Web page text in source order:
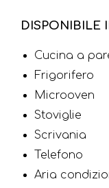
DISPONIBILE
Cucina a
Frigorifero
Microoven
Stoviglie
Scrivania
Telefono
Aria